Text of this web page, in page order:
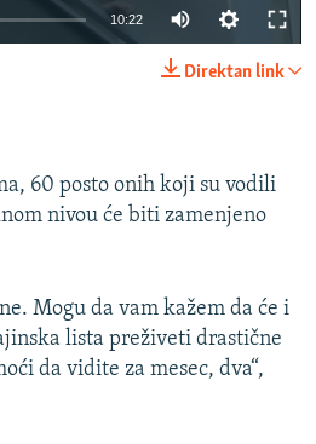
10:22
Direktan link
60 posto onih koji su vodili
nivou će biti zamenjeno
Mogu da vam kažem da će i
lista preživeti drastične
da vidite za mesec, dva“,